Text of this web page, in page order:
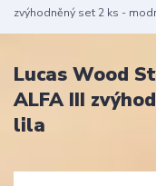
zvýhodněný set 2 ks -
Lucas Wood
ALFA III
lila